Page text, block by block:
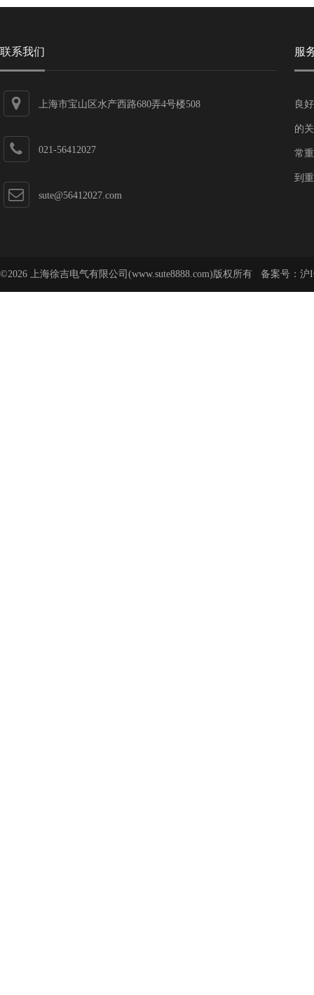
联系我们
上海市宝山区水产西路680弄4号楼508
021-56412027
sute@56412027.com
服
良
的
常
到
©2026 上海徐吉电气有限公司(www.sute8888.com)版权所有 备案号： 沪